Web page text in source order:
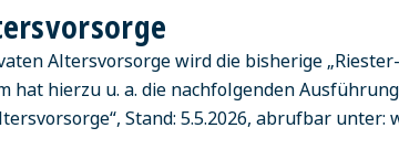
Altersvorsorge wird die bisherige „Riester-
hat hierzu u. a. die nachfolgenden
Stand: 5.5.2026, abrufbar unter: